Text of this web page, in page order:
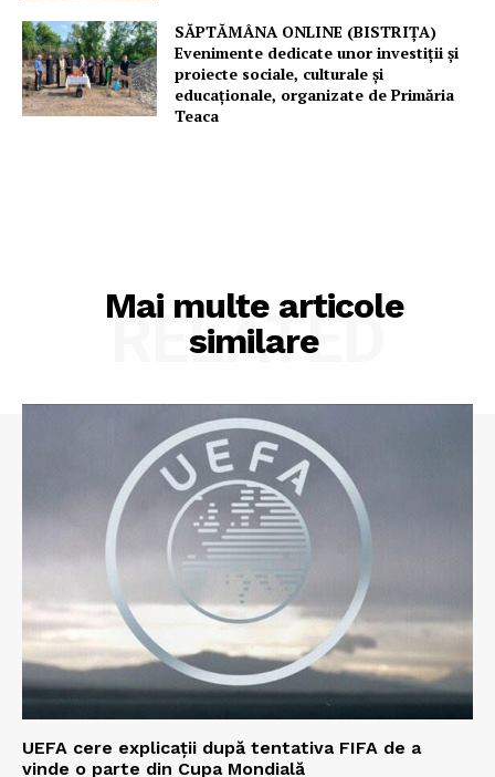
SĂPTĂMÂNA ONLINE (BISTRIȚA)
Evenimente dedicate unor investiții și
proiecte sociale, culturale și
educaționale, organizate de Primăria
Teaca
Mai multe articole
similare
RELATED
UEFA cere explicații după tentativa FIFA de a
vinde o parte din Cupa Mondială